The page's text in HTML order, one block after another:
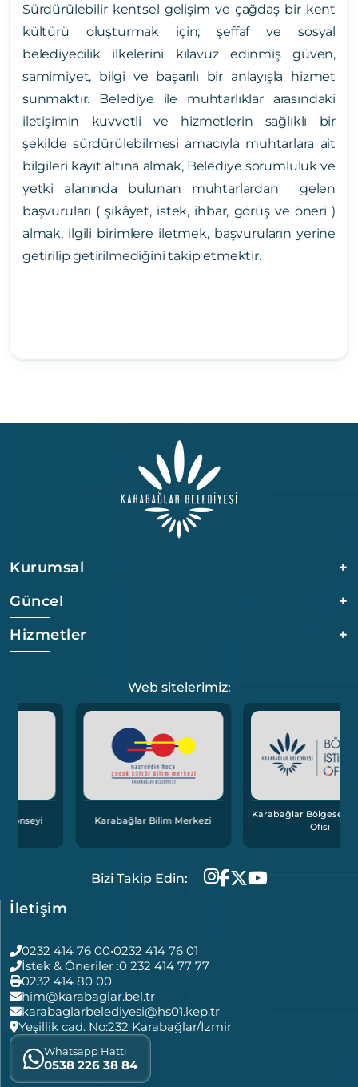
Sürdürülebilir kentsel gelişim ve çağdaş bir kent
kültürü oluşturmak için; şeffaf ve sosyal
belediyecilik ilkelerini kılavuz edinmiş güven,
samimiyet, bilgi ve başarılı bir anlayışla hizmet
sunmaktır. Belediye ile muhtarlıklar arasındaki
iletişimin kuvvetli ve hizmetlerin sağlıklı bir
şekilde sürdürülebilmesi amacıyla muhtarlara ait
bilgileri kayıt altına almak, Belediye sorumluluk ve
yetki alanında bulunan muhtarlardan gelen
başvuruları ( şikâyet, istek, ihbar, görüş ve öneri )
almak, ilgili birimlere iletmek, başvuruların yerine
getirilip getirilmediğini takip etmektir.
Kurumsal
+
Güncel
+
Hizmetler
+
Web sitelerimiz:
Karabağlar Bilim Merkezi
Karabağlar Bölgesel İstihdam
Bizi Takip Edin:
İletişim
0232 414 76 00•0232 414 76 01
İstek & Öneriler :0 232 414 77 77
0232 414 80 00
him@karabaglar.bel.tr
karabaglarbelediyesi@hs01.kep.tr
Yeşillik cad. No:232 Karabağlar/İzmir
Whatsapp Hattı
0538 226 38 84